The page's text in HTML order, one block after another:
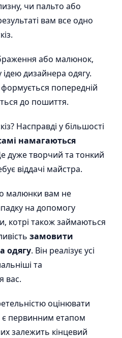
чи пальто або
вам все одно
або малюнок,
дизайнера одягу.
формується попередній
до пошиття.
Насправді у більшості
намагаються
дуже творчий та тонкий
віддачі майстра.
малюнки вам не
на допомогу
котрі також займаються
замовити
одягу. Він реалізує усі
та
вас.
оцінювати
є первинним етапом
залежить кінцевий